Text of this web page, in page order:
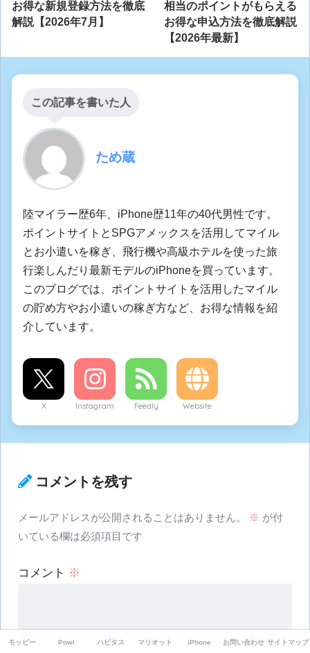
お得な新規登録方法を徹底
解説【2026年7月】
相当のポイントがもらえる
お得な申込方法を徹底解説
【2026年最新】
この記事を書いた人
ため蔵
陸マイラー歴6年、iPhone歴11年の40代男性です。
ポイントサイトとSPGアメックスを活用してマイル
とお小遣いを稼ぎ、飛行機や高級ホテルを使った旅
行楽しんだり最新モデルのiPhoneを買っています。
このブログでは、ポイントサイトを活用したマイル
の貯め方やお小遣いの稼ぎ方など、お得な情報を紹
介しています。
X Instagram Feedly Website
コメントを残す
メールアドレスが公開されることはありません。 ※ が付
いている欄は必須項目です
コメント ※
モッピー Powl ハピタス マリオット iPhone お問い合わせ サイトマップ